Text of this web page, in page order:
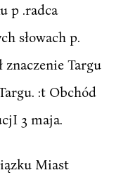
p .radca
słowach p.
Targu
:t Obchód
3 maja.
Miast